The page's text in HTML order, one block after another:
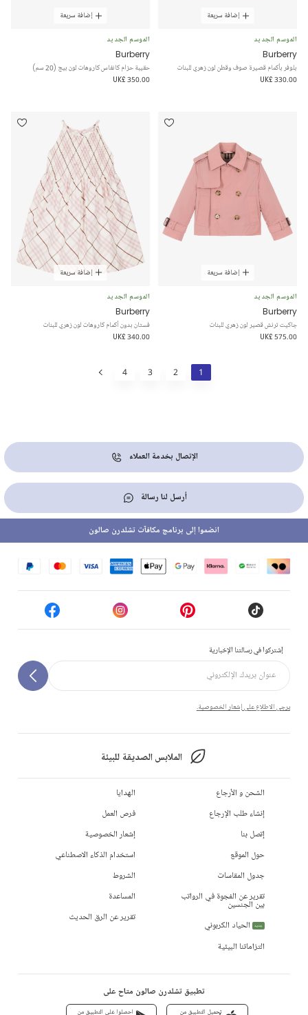
إضافة سريعة
الموسم الجديد
Burberry
بلوفر بأكمام قصيرة صوف وقطن لون زهري للبنات
UK£ 330.00
إضافة سريعة
الموسم الجديد
Burberry
حقيبة حزام كانفاس كاروهات لون بيج (20 سم)
UK£ 350.00
إضافة سريعة
الموسم الجديد
Burberry
جاكيت ترنش قصير لون زهري للبنات
UK£ 575.00
إضافة سريعة
الموسم الجديد
Burberry
فستان بدون أكمام كاروهات لون زهري للبنات
UK£ 340.00
1
2
3
4
الإتصال بخدمة العملاء
أرسل لنا رسالة
إشتركوا في رسالتنا الإخبارية
يرجى الاطلاع على إشعار الخصوصية.
الملابس الصديقة للبيئة
انضموا إلى برنامج مكافآت تشلدرن صالون
الشحن و الأرجاع
إنشاء طلب الإرجاع
إتصل بنا
حول الموقع
جدول المقاسات
تقرير عن الفجوة في الرواتب
بين الجنسين
جديد
الحياد الكربوني
التزاماتنا البيئية
الهدايا
فرص العمل
إشعار الخصوصية
استخدام الذكاء الاصطناعي
الشروط
المساعدة
تقرير عن الرق الحديث
تطبيق تشلدرن صالون متاح على
تحميل التطبيق من احصلوا على التطبيق من